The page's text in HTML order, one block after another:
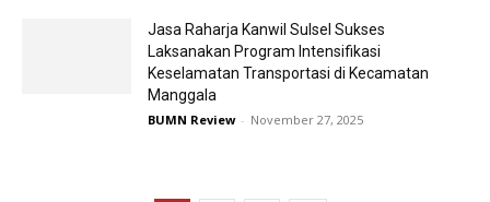
Jasa Raharja Kanwil Sulsel Sukses
Laksanakan Program Intensifikasi
Keselamatan Transportasi di Kecamatan
Manggala
BUMN Review - November 27, 2025